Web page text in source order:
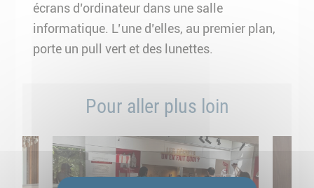
écrans d’ordinateur dans une salle
informatique. L’une d’elles, au premier plan,
porte un pull vert et des lunettes.
Pour aller plus loin